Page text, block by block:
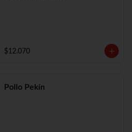
$12.070
Pollo Pekín